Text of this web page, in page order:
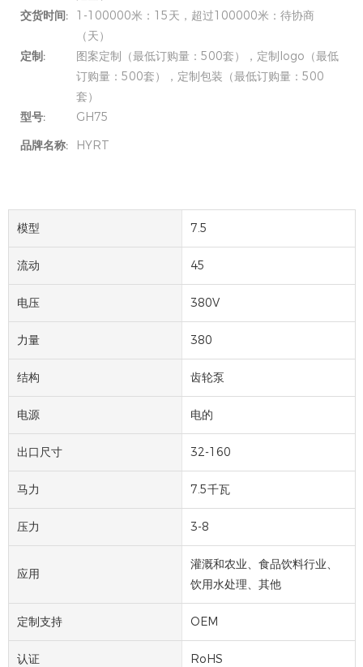
交货时间:
1-100000米：15天，超过100000米：待协商
（天）
定制:
图案定制（最低订购量：500套），定制logo（最低
订购量：500套），定制包装（最低订购量：500
套）
型号:
GH75
品牌名称:
HYRT
模型 7.5
流动 45
电压 380V
力量 380
结构 齿轮泵
电源 电的
出口尺寸 32-160
马力 7.5千瓦
压力 3-8
应用
灌溉和农业、食品饮料行业、
饮用水处理、其他
定制支持 OEM
认证 RoHS